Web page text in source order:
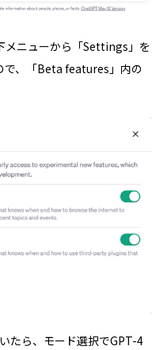
メニューから「Settings」を
で、「Beta features」内の
たら、モード選択でGPT-4